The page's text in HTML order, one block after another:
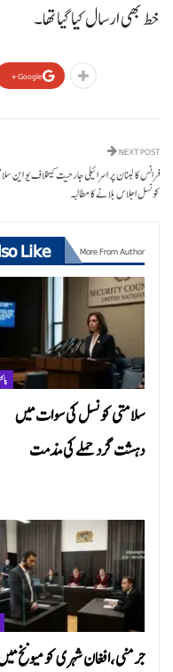
خط بھی ارسال کیا گیا تھا۔
Google+
NEXT POST
فرانس کا لبنان پر اسرائیلی جارحیت کیخلاف یو این
کونسل اجلاس بلانے کا مطالبہ
Like More From Author
سلامتی کونسل کی سوات میں
دہشت گرد حملے کی مذمت
جرمنی،افغان شہری کو میونخ